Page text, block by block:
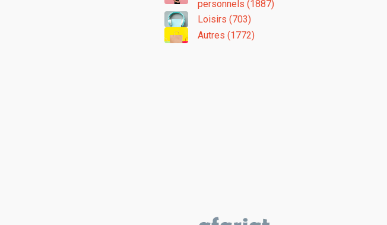
personnels (1887)
Loisirs (703)
Autres (1772)